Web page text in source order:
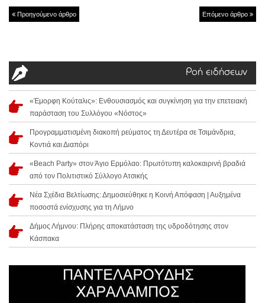
Προηγούμενο άρθρο Επόμενο άρθρο
Ροή ειδήσεων
«Έμορφη Κούταλις»: Ενθουσιασμός και συγκίνηση για την επετειακή
παράσταση του Συλλόγου «Νόστος»
Προγραμματισμένη διακοπή ρεύματος τη Δευτέρα σε Τσιμάνδρια,
Κοντιά και Διαπόρι
«Beach Party» στον Άγιο Ερμόλαο: Πρωτότυπη καλοκαιρινή βραδιά
από τον Πολιτιστικό Σύλλογο Ατσικής
Νέα Σχέδια Βελτίωσης: Δημοσιεύθηκε η Κοινή Απόφαση | Αυξημένα
ποσοστά ενίσχυσης για τη Λήμνο
Δήμος Λήμνου: Πλήρης αποκατάσταση της υδροδότησης στον
Κάσπακα